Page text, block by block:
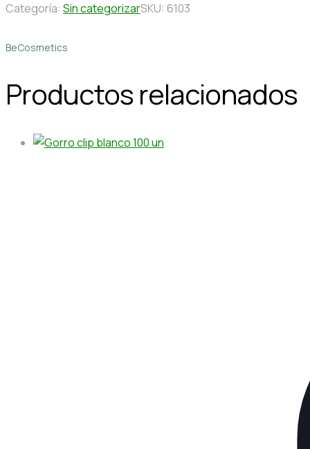
Categoría: Sin categorizarSKU: 6103
BeCosmetics
Productos relacionados